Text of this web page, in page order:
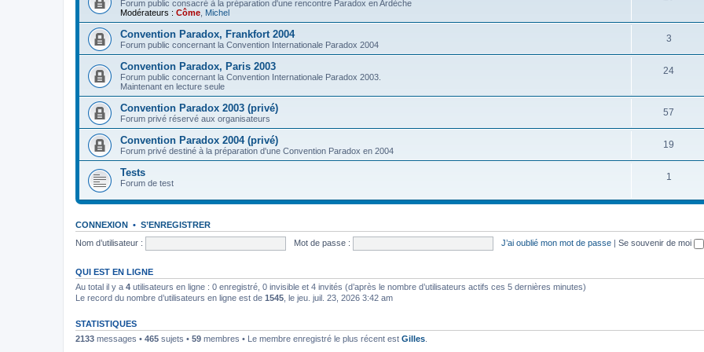
Forum public consacré à la préparation d'une rencontre Paradox en Ardèche
Modérateurs : Côme Michel
Convention Paradox, Frankfort 2004
Forum public concernant la Convention Internationale Paradox 2004
3
Convention Paradox, Paris 2003
Forum public concernant la Convention Internationale Paradox 2003.
Maintenant en lecture seule
24
Convention Paradox 2003 (privé)
Forum privé réservé aux organisateurs
57
Convention Paradox 2004 (privé)
Forum privé destiné à la préparation d'une Convention Paradox en 2004
19
Tests
Forum de test
1
CONNEXION • S’ENREGISTRER
Nom d’utilisateur :
Mot de passe : J’ai oublié mon mot de passe | Se souvenir de moi
QUI EST EN LIGNE
Au total il y a 4 utilisateurs en ligne : 0 enregistré, 0 invisible et 4 invités (d’après le nombre d’utilisateurs actifs ces 5 dernières minutes)
Le record du nombre d’utilisateurs en ligne est de 1545 , le jeu. juil. 23, 2026 3:42 am
STATISTIQUES
2133 messages • 465 sujets • 59 membres • Le membre enregistré le plus récent est Gilles